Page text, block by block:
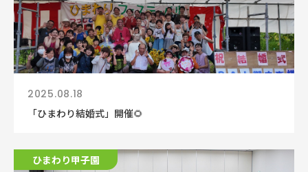
2025.08.18
「ひまわり結婚式」開催🌻
ひまわり甲子園